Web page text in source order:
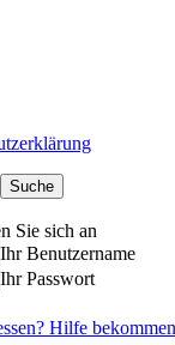
Sie sich an
Ihr Benutzername
Ihr Passwort
Hilfe bekommen